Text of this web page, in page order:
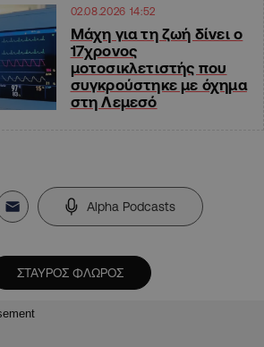
02.08.2026 14:52
Μάχη για τη ζωή δίνει ο
17χρονος
μοτοσικλετιστής που
συγκρούστηκε με όχημα
στη Λεμεσό
Alpha Podcasts
ΣΤΑΥΡΟΣ ΦΛΩΡΟΣ